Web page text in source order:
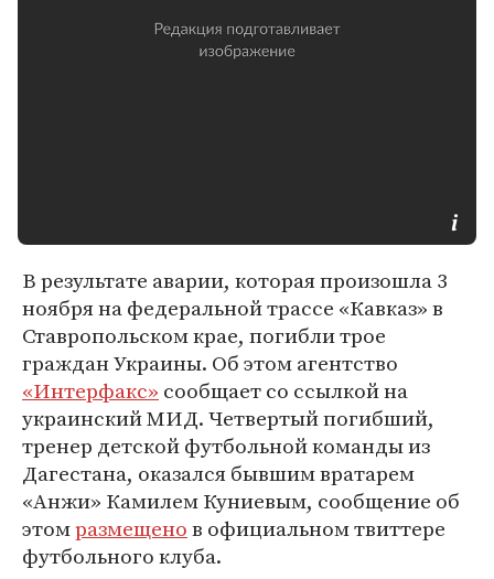
В результате аварии, которая произошла 3
ноября на федеральной трассе «Кавказ» в
Ставропольском крае, погибли трое
граждан Украины. Об этом агентство
«Интерфакс» сообщает со ссылкой на
украинский МИД. Четвертый погибший,
тренер детской футбольной команды из
Дагестана, оказался бывшим вратарем
«Анжи» Камилем Куниевым, сообщение об
этомразмещенов официальном твиттере
футбольного клуба.